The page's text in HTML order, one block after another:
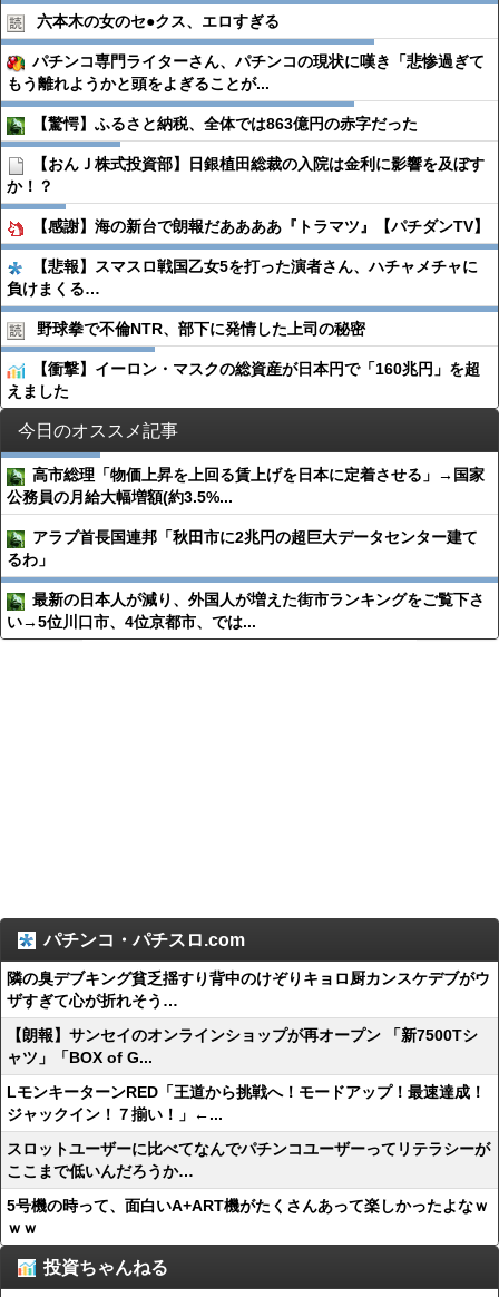
六本木の女のセ●︎クス、エロすぎる
パチンコ専門ライターさん、パチンコの現状に嘆き「悲惨過ぎて
もう離れようかと頭をよぎることが...
【驚愕】ふるさと納税、全体では863億円の赤字だった
【おんＪ株式投資部】日銀植田総裁の入院は金利に影響を及ぼす
か！？
【感謝】海の新台で朗報だああああ『トラマツ』【パチダンTV】
【悲報】スマスロ戦国乙女5を打った演者さん、ハチャメチャに
負けまくる…
野球拳で不倫NTR、部下に発情した上司の秘密
【衝撃】イーロン・マスクの総資産が日本円で「160兆円」を超
えました
今日のオススメ記事
高市総理「物価上昇を上回る賃上げを日本に定着させる」→国家
公務員の月給大幅増額(約3.5%...
アラブ首長国連邦「秋田市に2兆円の超巨大データセンター建て
るわ」
最新の日本人が減り、外国人が増えた街市ランキングをご覧下さ
い→5位川口市、4位京都市、では...
パチンコ・パチスロ.com
隣の臭デブキング貧乏揺すり背中のけぞりキョロ厨カンスケデブがウ
ザすぎて心が折れそう…
【朗報】サンセイのオンラインショップが再オープン 「新7500Tシ
ャツ」「BOX of G...
LモンキーターンRED「王道から挑戦へ！モードアップ！最速達成！
ジャックイン！７揃い！」←...
スロットユーザーに比べてなんでパチンコユーザーってリテラシーが
ここまで低いんだろうか…
5号機の時って、面白いA+ART機がたくさんあって楽しかったよなｗ
ｗｗ
投資ちゃんねる